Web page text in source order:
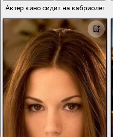
Актер кино сидит на кабриолете